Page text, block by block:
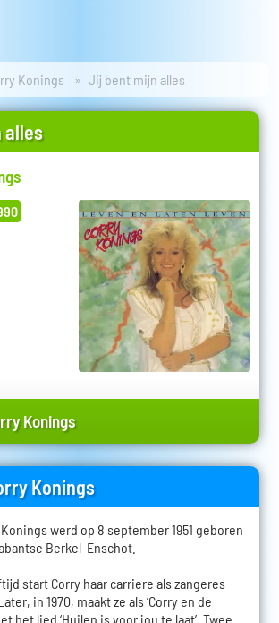
Konings Jij bent mijn alles
alles
Konings
Konings
werd op 8 september 1951 geboren
Berkel-Enschot.
start Corry haar carriere als zangeres
in 1970, maakt ze als ‘Corry en de
het lied ‘Huilen is voor jou te laat’. Twee